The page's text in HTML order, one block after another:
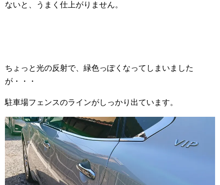
ないと、うまく仕上がりません。
ちょっと光の反射で、緑色っぽくなってしまいました
が・・・
駐車場フェンスのラインがしっかり出ています。